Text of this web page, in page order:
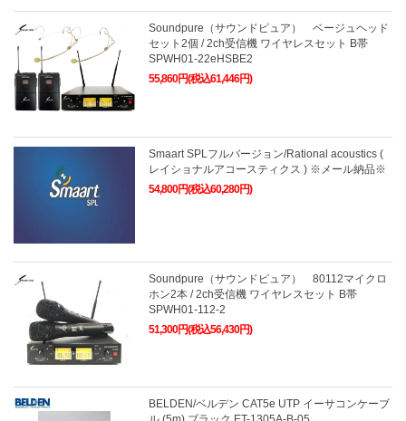
Soundpure（サウンドピュア） ベージュヘッド
セット2個 / 2ch受信機 ワイヤレスセット B帯
SPWH01-22eHSBE2
55,860円(税込61,446円)
Smaart SPLフルバージョン/Rational acoustics (
レイショナルアコースティクス ) ※メール納品※
54,800円(税込60,280円)
Soundpure（サウンドピュア） 80112マイクロ
ホン2本 / 2ch受信機 ワイヤレスセット B帯
SPWH01-112-2
51,300円(税込56,430円)
BELDEN/ベルデン CAT5e UTP イーサコンケーブ